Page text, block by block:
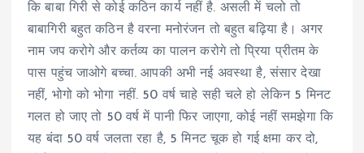
कि बाबा गिरी से कोई कठिन कार्य नहीं है. असली में चलो तो
बाबागिरी बहुत कठिन है वरना मनोरंजन तो बहुत बढ़िया है। अगर
नाम जप करोगे और कर्तव्य का पालन करोगे तो प्रिया प्रीतम के
पास पहुंच जाओगे बच्चा. आपकी अभी नई अवस्था है, संसार देखा
नहीं, भोगो को भोगा नहीं. 50 वर्ष चाहे सही चले हो लेकिन 5 मिनट
गलत हो जाए तो 50 वर्ष में पानी फिर जाएगा, कोई नहीं समझेगा कि
यह बंदा 50 वर्ष जलता रहा है, 5 मिनट चूक हो गई क्षमा कर दो,